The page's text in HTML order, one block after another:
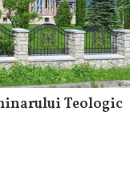
Teologic